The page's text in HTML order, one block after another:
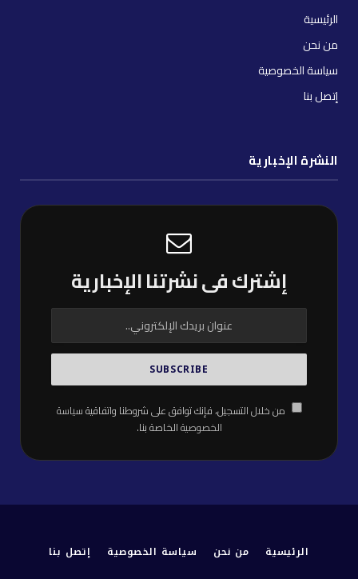
الرئيسية
من نحن
سياسة الخصوصية
إتصل بنا
النشرة الإخبارية
إشترك فى نشرتنا الإخبارية
من خلال التسجيل، فإنك توافق على شروطنا واتفاقيةسياسة
الخصوصيةالخاصة بنا.
الرئيسية من نحن سياسة الخصوصية إتصل بنا